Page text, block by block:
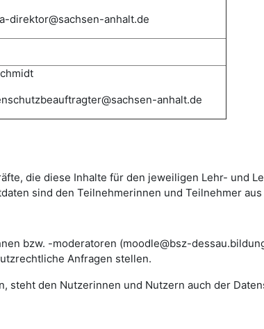
direktor@sachsen-anhalt.de
anhalt.de
die diese Inhalte für den jeweiligen Lehr- und
sind den Teilnehmerinnen und Teilnehmer
bzw. -moderatoren (moodle@bsz-
Anfragen stellen.
den Nutzerinnen und Nutzern auch der